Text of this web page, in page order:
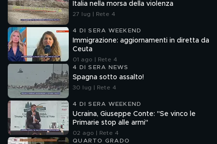
Italia nella morsa della violenza
27 lug | Rete 4
4 DI SERA WEEKEND
Immigrazione: aggiornamenti in diretta da
Ceuta
01 ago | Rete 4
4 DI SERA NEWS
Spagna sotto assalto!
30 lug | Rete 4
4 DI SERA WEEKEND
Ucraina, Giuseppe Conte: "Se vinco le
Primarie stop alle armi"
02 ago | Rete 4
QUARTO GRADO